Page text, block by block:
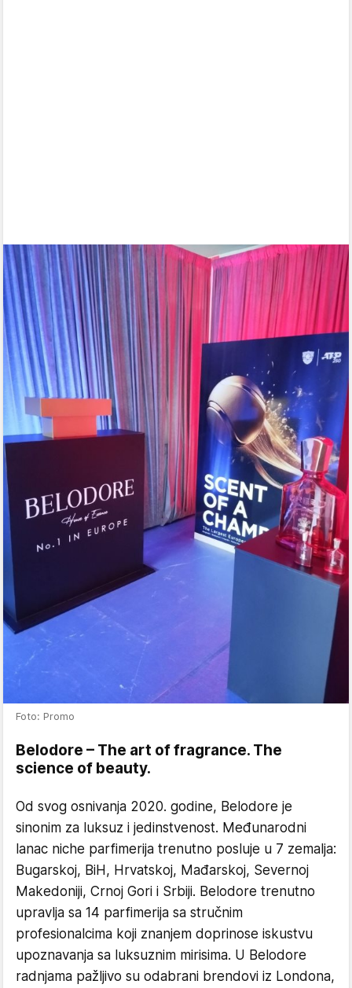
Foto: Promo
Belodore – The art of fragrance. The
science of beauty.
Od svog osnivanja 2020. godine, Belodore je
sinonim za luksuz i jedinstvenost. Međunarodni
lanac niche parfimerija trenutno posluje u 7 zemalja:
Bugarskoj, BiH, Hrvatskoj, Mađarskoj, Severnoj
Makedoniji, Crnoj Gori i Srbiji. Belodore trenutno
upravlja sa 14 parfimerija sa stručnim
profesionalcima koji znanjem doprinose iskustvu
upoznavanja sa luksuznim mirisima. U Belodore
radnjama pažljivo su odabrani brendovi iz Londona,